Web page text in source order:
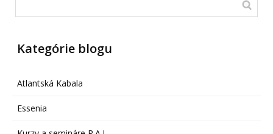
Kategórie blogu
Atlantská Kabala
Essenia